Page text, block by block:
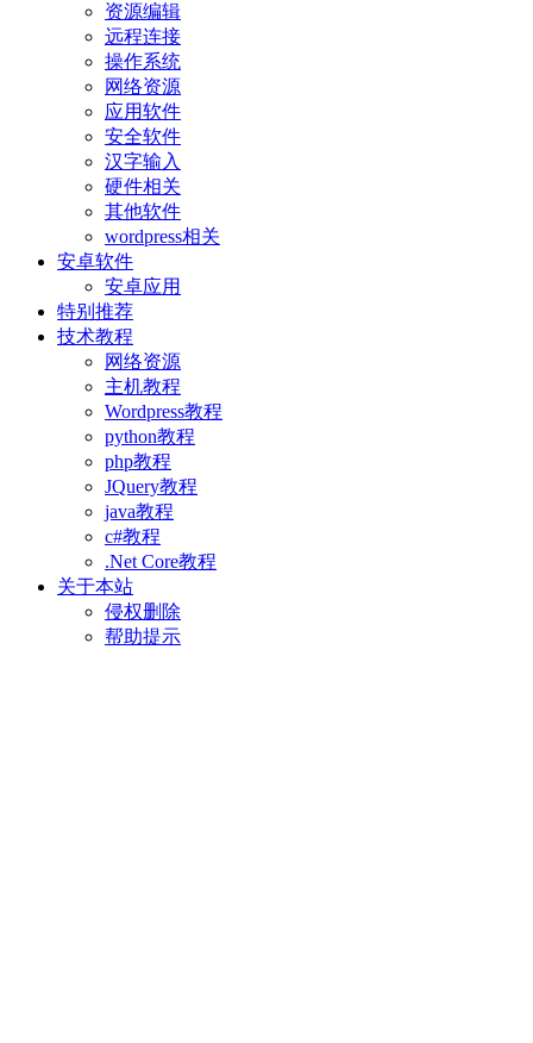
资源编辑
远程连接
操作系统
网络资源
应用软件
安全软件
汉字输入
硬件相关
其他软件
wordpress相关
安卓软件
安卓应用
特别推荐
技术教程
网络资源
主机教程
Wordpress教程
python教程
php教程
JQuery教程
java教程
c#教程
.Net Core教程
关于本站
侵权删除
帮助提示